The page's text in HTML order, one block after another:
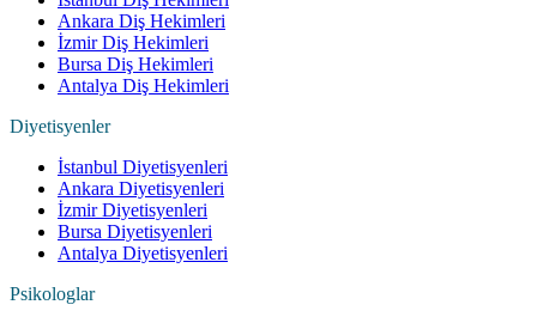
Ankara Diş Hekimleri
İzmir Diş Hekimleri
Bursa Diş Hekimleri
Antalya Diş Hekimleri
Diyetisyenler
İstanbul Diyetisyenleri
Ankara Diyetisyenleri
İzmir Diyetisyenleri
Bursa Diyetisyenleri
Antalya Diyetisyenleri
Psikologlar